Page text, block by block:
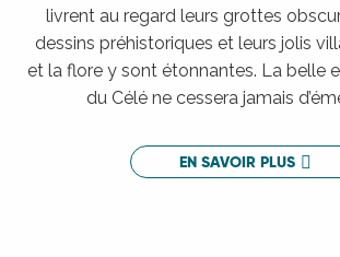
livrent au regard leurs grottes
dessins préhistoriques et leurs jolis
et la flore y sont étonnantes. La belle
du Célé ne cessera jamais
EN SAVOIR PLUS